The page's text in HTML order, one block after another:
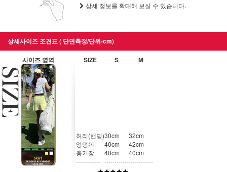
상세 정보를 확대해 보실 수 있습니다.
상세사이즈 조견표 ( 단면측정/단위-cm)
사이즈 영역 SIZE S M
허리(밴딩)30cm
32cm
엉덩이
40cm
42cm
총기장
40cm
40cm
------------ ------------------------